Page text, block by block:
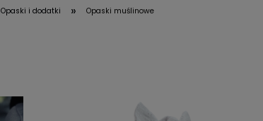
JESIEŃ/ZIMA 2025 Wyprawka/zestawy
Opaski i dodatki » Opaski muślinowe